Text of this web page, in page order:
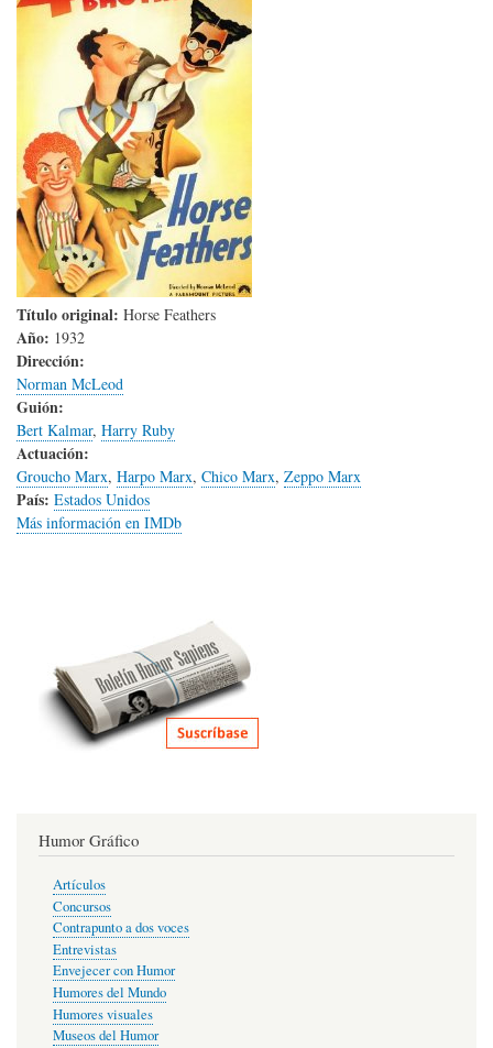
Título original: Horse Feathers
Año: 1932
Dirección:
Norman McLeod
Guión:
Bert Kalmar, Harry Ruby
Actuación:
Groucho Marx, Harpo Marx, Chico Marx, Zeppo Marx
País: Estados Unidos
Más información en IMDb
Humor Gráfico
Artículos
Concursos
Contrapunto a dos voces
Entrevistas
Envejecer con Humor
Humores del Mundo
Humores visuales
Museos del Humor